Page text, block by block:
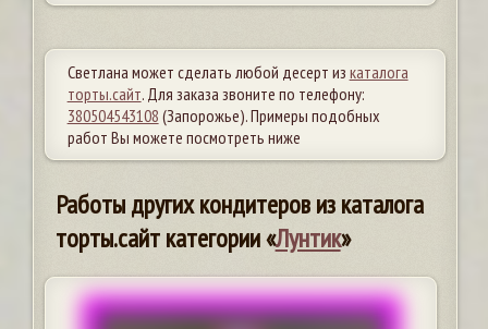
Светлана может сделать любой десерт из каталога
торты.сайт. Для заказа звоните по телефону:
380504543108 (Запорожье). Примеры подобных
работ Вы можете посмотреть ниже
Работы других кондитеров из каталога
торты.сайт категории «Лунтик»